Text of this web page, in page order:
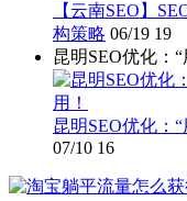
【云南SEO】
构策略 06/19 19
昆明SEO优化：
昆明SEO优化：
07/10 16